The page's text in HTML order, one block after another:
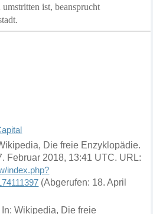
ist, beansprucht
Die freie Enzyklopädie.
Februar 2018, 13:41 UTC. URL:
index.php?
(Abgerufen: 18. April
In: Wikipedia, Die freie